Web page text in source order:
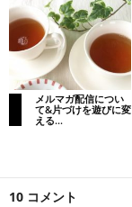
メルマガ配信につい
て&片づけを遊びに変
える...
10 コメント